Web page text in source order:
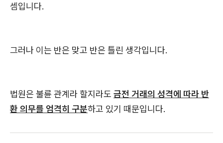
셈입니다.
그러나 이는 반은 맞고 반은 틀린 생각입니다.
법원은 불륜 관계라 할지라도 금전 거래의 성격에 따라 반
환 의무를 엄격히 구분하고 있기 때문입니다.